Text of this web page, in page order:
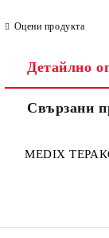
Ние ще се
Оцени продукта
Детайлно
Свързани
MEDIX